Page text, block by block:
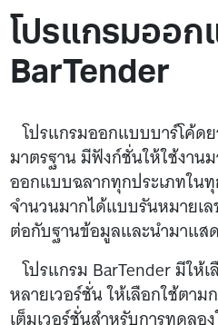
โปรแกรมออก
BarTender
โปรแกรมออกแบบบาร์โค้ด
มาตรฐาน มีฟังก์ชั่นให้ใช้งาน
ออกแบบฉลากทุกประเภทใน
จำนวนมากได้แบบรันหมายเ
ต่อกับฐานข้อมูลและนำมาแส
โปรแกรม BarTender มีให้
หลายเวอร์ชั่น ให้เลือกใช้ตาม